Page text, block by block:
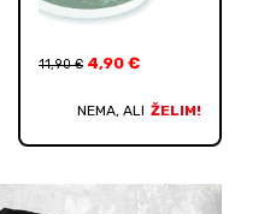
11,90€ 4,90 €
NEMA, ALI ŽELIM!